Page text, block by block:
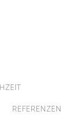
REFERENZEN